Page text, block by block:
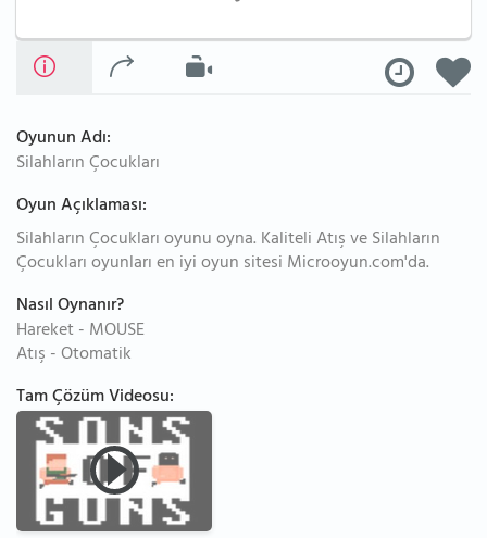
Oyunun Adı:
Silahların Çocukları
Oyun Açıklaması:
Silahların Çocukları oyunu oyna. Kaliteli Atış ve Silahların
Çocukları oyunları en iyi oyun sitesi Microoyun.com'da.
Nasıl Oynanır?
Hareket - MOUSE
Atış - Otomatik
Tam Çözüm Videosu: